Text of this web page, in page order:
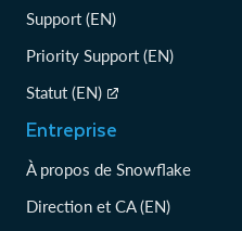
Support (EN)
Priority Support (EN)
Statut (EN)
Entreprise
À propos de Snowflake
Direction et CA (EN)